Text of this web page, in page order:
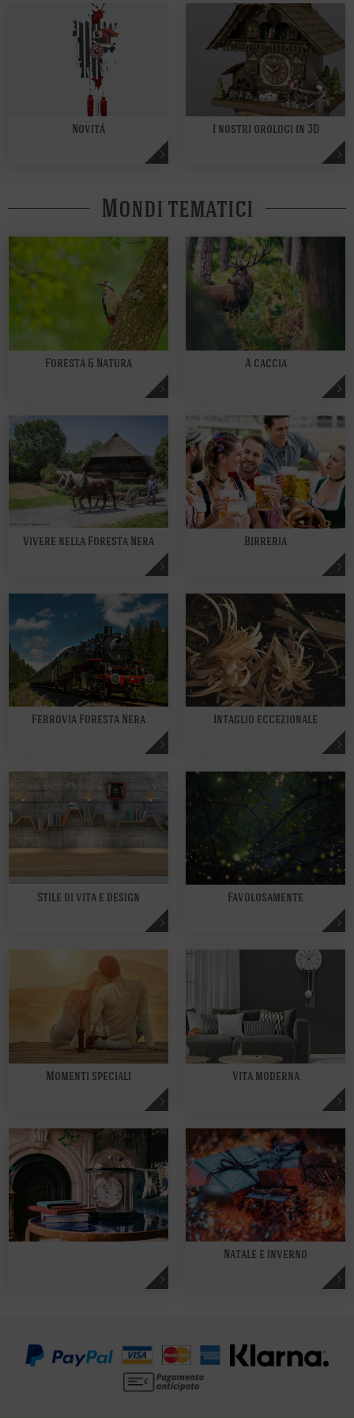
Novitá I nostri orologi in 3D
Mondi tematici
Foresta & Natura A caccia
Vivere nella Foresta Nera Birreria
Ferrovia Foresta Nera Intaglio eccezionale
Stile di vita e design Favolosamente
Momenti speciali Vita moderna
Natale e inverno